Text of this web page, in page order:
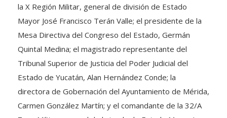
la X Región Militar, general de división de Estado
Mayor José Francisco Terán Valle; el presidente de la
Mesa Directiva del Congreso del Estado, Germán
Quintal Medina; el magistrado representante del
Tribunal Superior de Justicia del Poder Judicial del
Estado de Yucatán, Alan Hernández Conde; la
directora de Gobernación del Ayuntamiento de Mérida,
Carmen González Martín; y el comandante de la 32/A